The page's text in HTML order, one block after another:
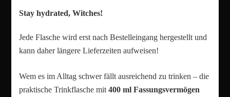
Stay hydrated, Witches!
Jede Flasche wird erst nach Bestelleingang hergestellt und
kann daher längere Lieferzeiten aufweisen!
Wem es im Alltag schwer fällt ausreichend zu trinken – die
praktische Trinkflasche mit400 ml Fassungsvermögen